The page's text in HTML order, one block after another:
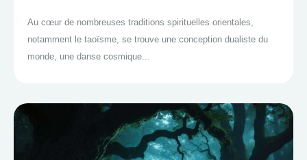
Au cœur de nombreuses traditions spirituelles orientales,
notamment le taoïsme, se trouve une conception dualiste du
monde, une danse cosmique...